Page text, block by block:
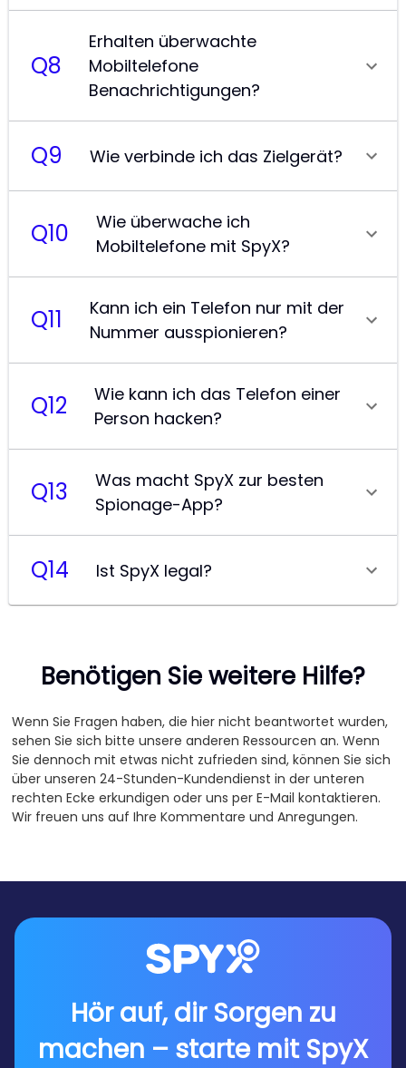
Q8
Erhalten überwachte
Mobiltelefone
Benachrichtigungen?
Q9 Wie verbinde ich das Zielgerät?
Q10
Wie überwache ich
Mobiltelefone mit SpyX?
Q11
Kann ich ein Telefon nur mit der
Nummer ausspionieren?
Q12
Wie kann ich das Telefon einer
Person hacken?
Q13
Was macht SpyX zur besten
Spionage-App?
Q14 Ist SpyX legal?
Benötigen Sie weitere Hilfe?
Wenn Sie Fragen haben, die hier nicht beantwortet wurden,
sehen Sie sich bitte unsere anderen Ressourcen an. Wenn
Sie dennoch mit etwas nicht zufrieden sind, können Sie sich
über unseren 24-Stunden-Kundendienst in der unteren
rechten Ecke erkundigen oder uns per E-Mail kontaktieren.
Wir freuen uns auf Ihre Kommentare und Anregungen.
Hör auf, dir Sorgen zu
machen – starte mit SpyX